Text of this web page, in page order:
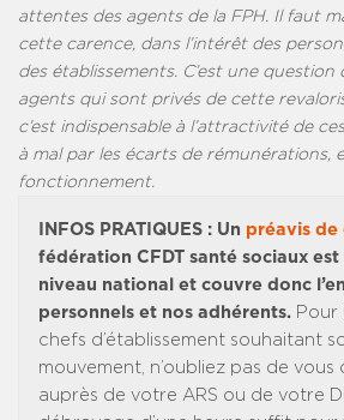
attentes des agents de la FPH. Il faut
cette carence, dans l’intérêt des
des établissements. C’est une question
agents qui sont privés de cette
c’est indispensable à l’attractivité de
à mal par les écarts de rémunérations,
fonctionnement.
INFOS PRATIQUES : Un préavis de
fédération CFDT santé sociaux est
niveau national et couvre donc
personnels et nos adhérents. Pour
chefs d’établissement souhaitant
mouvement, n’oubliez pas de
auprès de votre ARS ou de votre